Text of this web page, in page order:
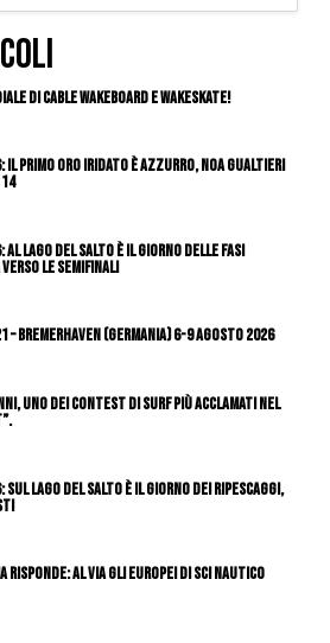
di Cable Wakeboard e Wakeskate!
il primo oro iridato è azzurro, Noa Gualtieri
al Lago del Salto è il giorno delle fasi
le semifinali
– Bremerhaven (Germania) 6-9 agosto 2026
uno dei contest di surf più acclamati nel
sul Lago del Salto è il giorno dei ripescaggi,
risponde: al via gli Europei di Sci Nautico